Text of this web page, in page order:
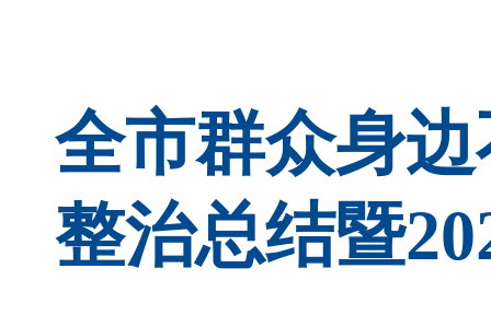
全市群众身
整治总结暨